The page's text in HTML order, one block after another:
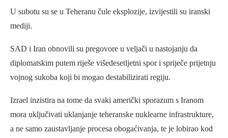
U subotu su se u Teheranu čule eksplozije, izvijestili su iranski
mediji.
SAD i Iran obnovili su pregovore u veljači u nastojanju da
diplomatskim putem riješe višedesetljetni spor i spriječe prijetnju
vojnog sukoba koji bi mogao destabilizirati regiju.
Izrael inzistira na tome da svaki američki sporazum s Iranom
mora uključivati ​​uklanjanje teheranske nuklearne infrastrukture,
a ne samo zaustavljanje procesa obogaćivanja, te je lobirao kod